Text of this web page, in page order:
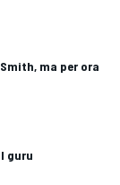
ma per ora
guru